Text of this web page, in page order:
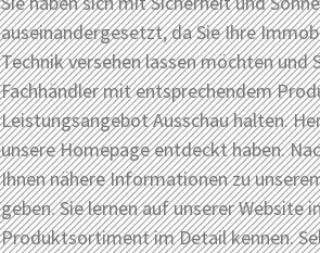
auseinandergesetzt, da Sie Ihre
Technik versehen lassen möchten und
Fachhändler mit entsprechendem
Leistungsangebot Ausschau halten.
unsere Homepage entdeckt haben.
Ihnen nähere Informationen zu
geben. Sie lernen auf unserer Website
Produktsortiment im Detail kennen.